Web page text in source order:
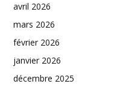
avril 2026
mars 2026
février 2026
janvier 2026
décembre 2025